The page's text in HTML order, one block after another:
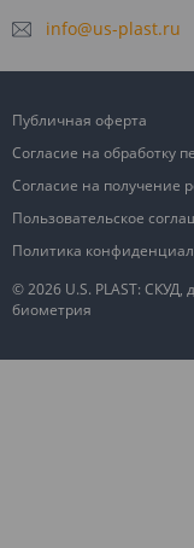
info@us-plast.ru
© 2026 U.S. PLAST:
биометрия
Публичная оферта
Согласие на обработку
Согласие на получение
Пользовательское
Политика